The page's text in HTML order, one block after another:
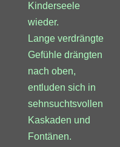
Kinderseele
wieder.
Lange verdrängte
Gefühle drängten
nach oben,
entluden sich in
sehnsuchtsvollen
Kaskaden und
Fontänen.